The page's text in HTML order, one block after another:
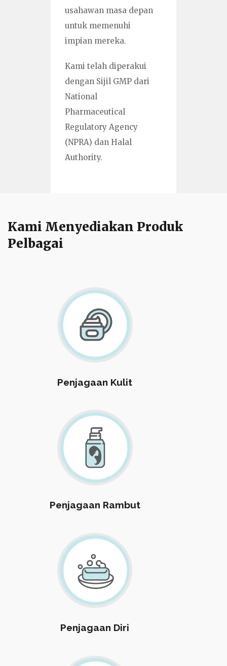
usahawan masa depan
untuk memenuhi
impian mereka.
Kami telah diperakui
dengan Sijil GMP dari
National
Pharmaceutical
Regulatory Agency
(NPRA) dan Halal
Authority.
Kami Menyediakan Produk
Pelbagai
Penjagaan Kulit
Penjagaan Rambut
Penjagaan Diri